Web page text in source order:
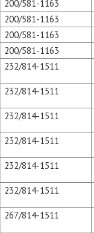
200/581-1163
200/581-1163
200/581-1163
200/581-1163
232/814-1511
232/814-1511
232/814-1511
232/814-1511
232/814-1511
232/814-1511
267/814-1511